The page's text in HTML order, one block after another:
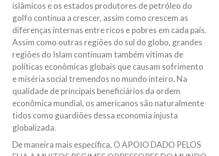
islâmicos e os estados produtores de petróleo do
golfo continua a crescer, assim como crescem as
diferenças internas entre ricos e pobres em cada país.
Assim como outras regiões do sul do globo, grandes
regiões do Islam continuam também vítimas de
políticas econômicas globais que causam sofrimento
e miséria social tremendos no mundo inteiro. Na
qualidade de principais beneficiários da ordem
econômica mundial, os americanos são naturalmente
tidos como guardiões dessa economia injusta
globalizada.
De maneira mais específica, O APOIO DADO PELOS